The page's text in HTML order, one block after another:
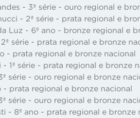
- 3ª série - ouro regional e
- 2ª série - prata regional e
Luz - 6º ano - bronze regional e
série - prata regional e bronze
- prata regional e bronze nacional
1ª série - prata regional e bronze
série - ouro regional e bronze
- prata regional e bronze nacional
série - ouro regional e bronze
- 8º ano - prata regional e bronze